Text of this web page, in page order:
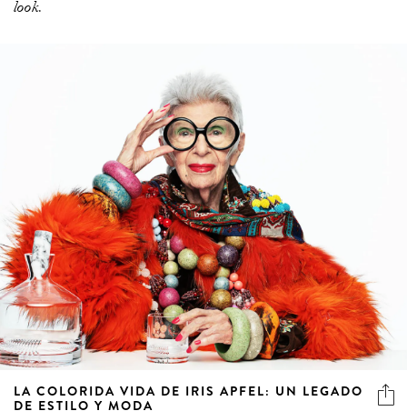
LA COLORIDA VIDA DE IRIS APFEL: UN LEGADO
DE ESTILO Y MODA